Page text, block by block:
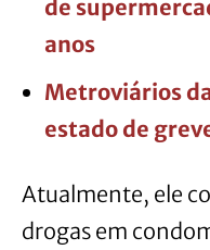
de
anos
Metroviários
estado de
Atualmente, ele
drogas em